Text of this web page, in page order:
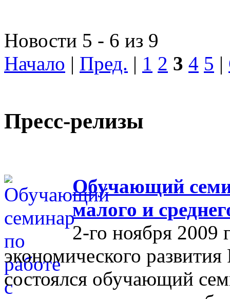
Новости 5 - 6 из 9
Начало | Пред. | 1 2 3 4 5 |
Пресс-релизы
Обучающий
малого и
2-го ноября 2009
экономического
состоялся обучающий